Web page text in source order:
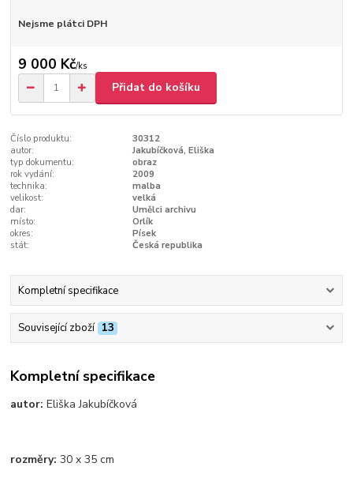
Nejsme plátci DPH
9 000 Kč/ks
Přidat do košíku
Číslo produktu:
30312
autor:
Jakubíčková, Eliška
typ dokumentu:
obraz
rok vydání:
2009
technika:
malba
velikost:
velká
dar:
Umělci archivu
místo:
Orlík
okres:
Písek
stát:
Česká republika
Kompletní specifikace
Související zboží 13
Kompletní specifikace
autor:Eliška Jakubíčková
rozměry: 30 x 35 cm